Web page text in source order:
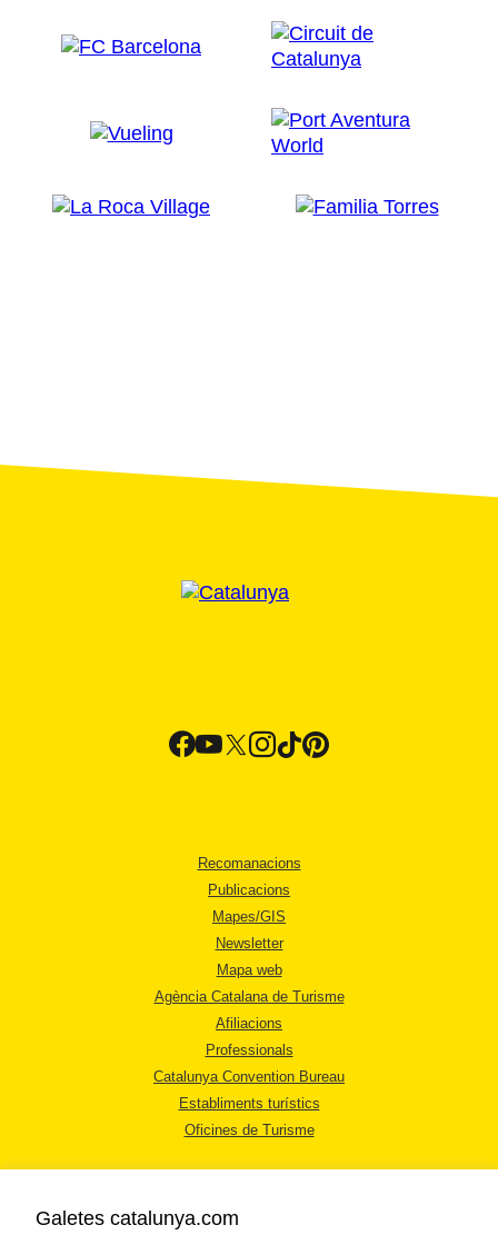
Recomanacions
Publicacions
Mapes/GIS
Newsletter
Mapa web
Agència Catalana de Turisme
Afiliacions
Professionals
Catalunya Convention Bureau
Establiments turístics
Oficines de Turisme
Galetes catalunya.com